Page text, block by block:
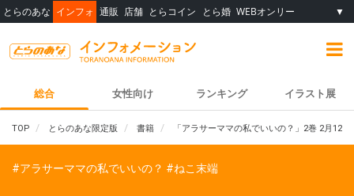
とらのあな インフォ 通販 店舗 とらコイン とら婚 WEBオンリー ▼
総合 女性向け ランキング イラスト展
TOP とらのあな限定版 書籍 「アラサーママの私でいいの？」2巻 2月12
#アラサーママの私でいいの？ #ねこ末端